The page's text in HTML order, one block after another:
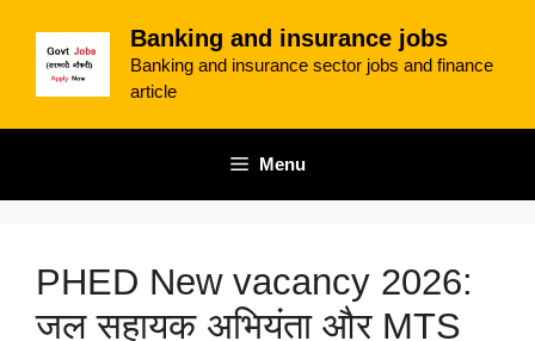
content
Banking and insurance jobs
Banking and insurance sector jobs and finance
article
Menu
PHED New vacancy 2026:
जल सहायक अभियंता और MTS